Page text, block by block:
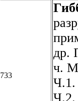
733
др.
ч.
Ч.1.
Ч.2.